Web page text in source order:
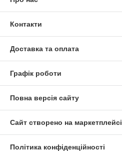
Контакти
Доставка та оплата
Графік роботи
Повна версія сайту
Сайт створено на маркетплейсі
Політика конфіденційності